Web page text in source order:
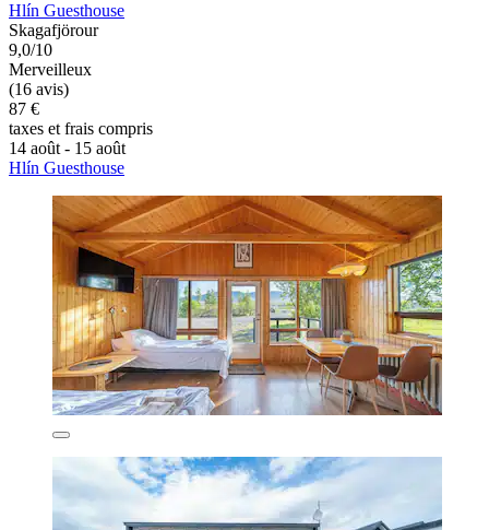
Hlín Guesthouse
Skagafjörour
9,0/10
Merveilleux
(16 avis)
87 €
taxes et frais compris
14 août - 15 août
Hlín Guesthouse